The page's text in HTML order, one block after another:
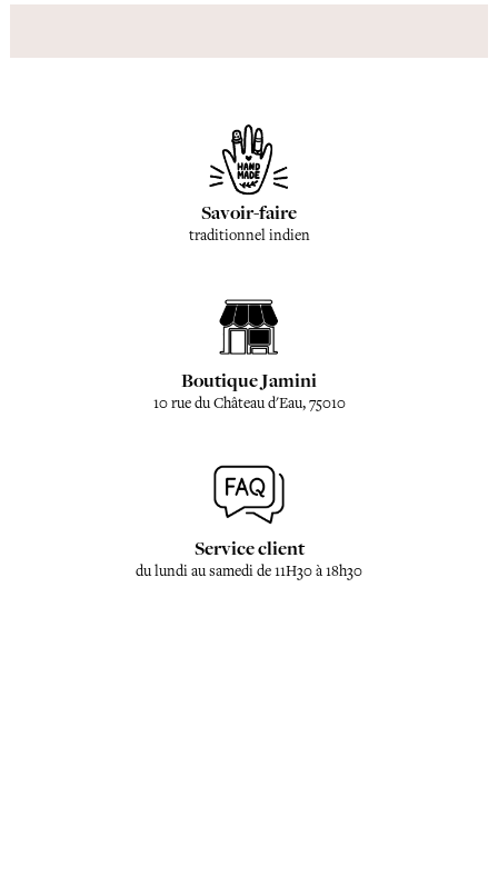
Savoir-faire
traditionnel indien
Boutique Jamini
10 rue du Château d'Eau, 75010
Service client
du lundi au samedi de 11H30 à 18h30